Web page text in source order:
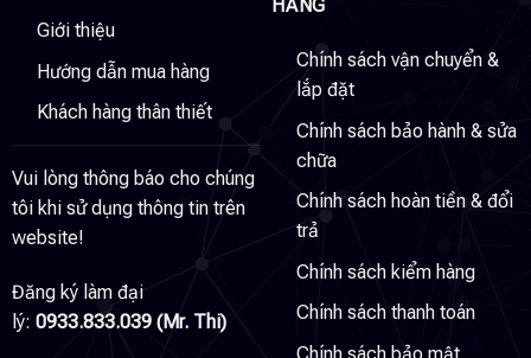
Giới thiệu
Hướng dẫn mua hàng
Khách hàng thân thiết
Vui lòng thông báo cho chúng
tôi khi sử dụng thông tin trên
website!
Đăng ký làm đại
lý: 0933.833.039 (Mr. Thi)
HÀNG
Chính sách vận chuyển &
lắp đặt
Chính sách bảo hành & sửa
chữa
Chính sách hoàn tiền & đổi
trả
Chính sách kiểm hàng
Chính sách thanh toán